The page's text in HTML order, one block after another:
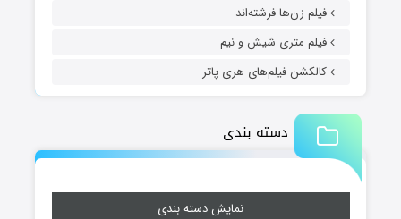
فیلم زن‌ها فرشته‌اند
فیلم متری شیش و نیم
کالکشن فیلم‌های هری پاتر
دسته بندی
نمایش دسته بندی